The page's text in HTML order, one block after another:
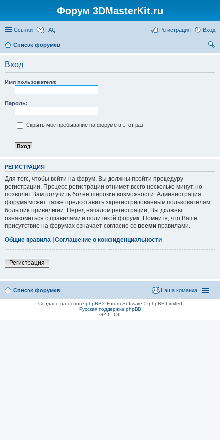
Форум 3DMasterKit.ru
Ссылки FAQ Вход
Регистрация
Список форумов
Вход
Имя пользователя:
Пароль:
Скрыть мое пребывание на форуме в этот раз
РЕГИСТРАЦИЯ
Для того, чтобы войти на форум, Вы должны пройти процедуру
регистрации. Процесс регистрации отнимет всего несколько минут, но
позволит Вам получить более широкие возможности. Администрация
форума может также предоставить зарегистрированным пользователям
большие привилегии. Перед началом регистрации, Вы должны
ознакомиться с правилами и политикой форума. Помните, что Ваше
присутствие на форумах означает согласие со всеми правилами.
Общие правила | Соглашение о конфиденциальности
Регистрация
Список форумов Наша команда
Создано на основе phpBB® Forum Software © phpBB Limited
Русская поддержка phpBB
GZIP: Off